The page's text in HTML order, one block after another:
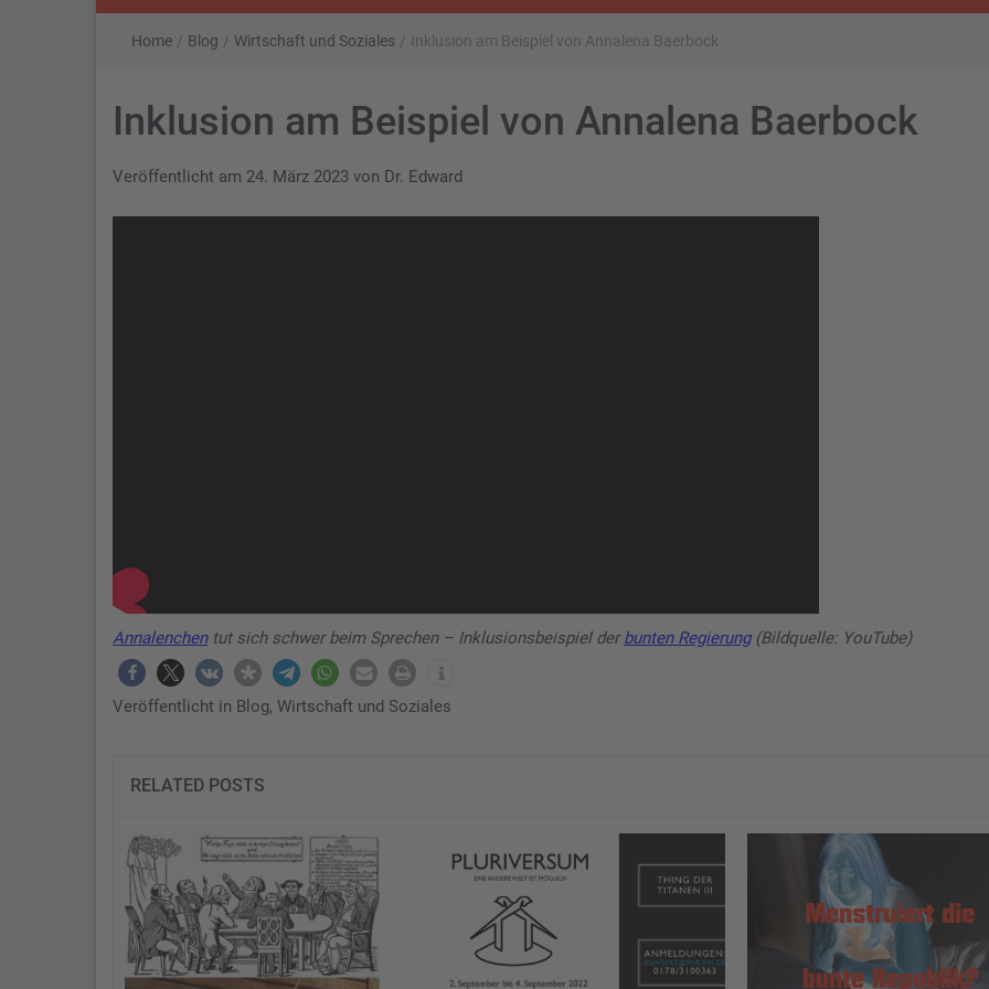
Home / Blog / Wirtschaft und Soziales / Inklusion am Beispiel von Annalena Baerbock
Inklusion am Beispiel von Annalena Baerbock
Veröffentlicht am 24. März 2023 von Dr. Edward
Annalenchentut sich schwer beim Sprechen – Inklusionsbeispiel derbunten Regierung(Bildquelle: YouTube)
Veröffentlicht in Blog, Wirtschaft und Soziales
RELATED POSTS